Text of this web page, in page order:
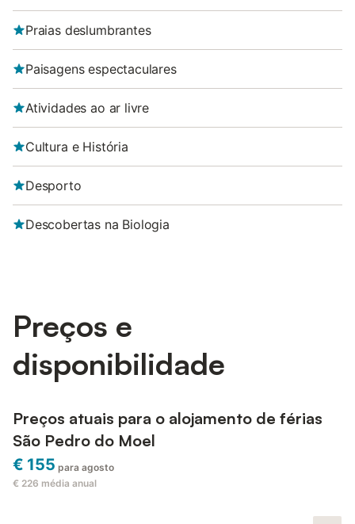
Praias deslumbrantes
Paisagens espectaculares
Atividades ao ar livre
Cultura e História
Desporto
Descobertas na Biologia
Preços e
disponibilidade
Preços atuais para o alojamento de férias
São Pedro do Moel
€ 155 para agosto
€ 226 média anual